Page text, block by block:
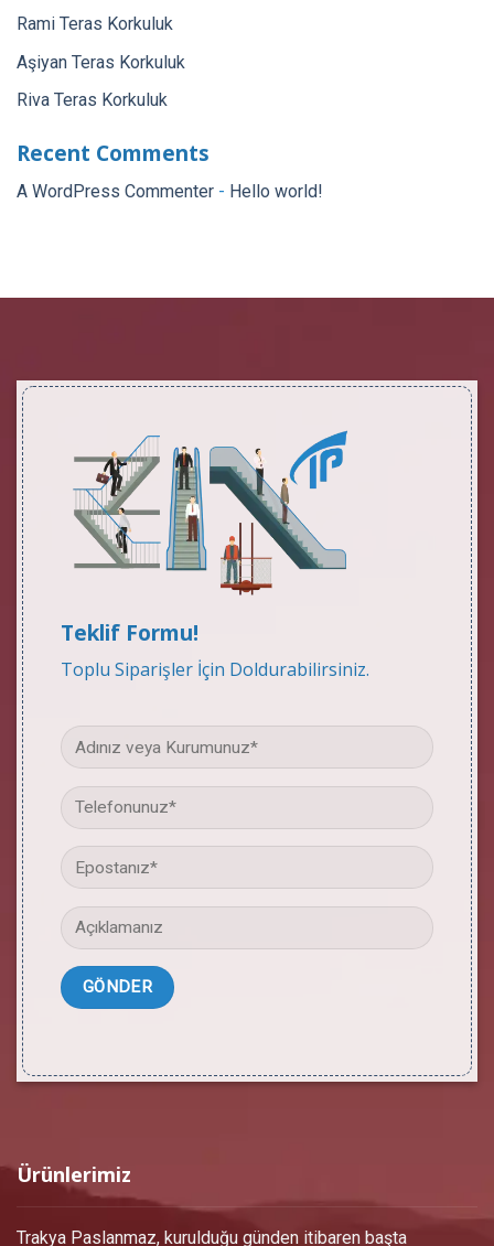
Rami Teras Korkuluk
Aşiyan Teras Korkuluk
Riva Teras Korkuluk
Recent Comments
A WordPress Commenter - Hello world!
Teklif Formu!
Toplu Siparişler İçin Doldurabilirsiniz.
Ürünlerimiz
Trakya Paslanmaz, kurulduğu günden itibaren başta